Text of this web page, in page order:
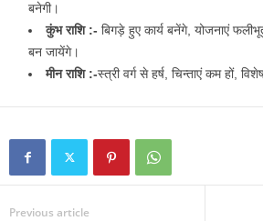
बनेगी।
कुंभ राशि :- बिगड़े हुए कार्य बनेंगे, योजनाएं
बन जायेंगे।
मीन राशि :-स्त्री वर्ग से हर्ष, चिन्ताएं कम हों,
Previous article